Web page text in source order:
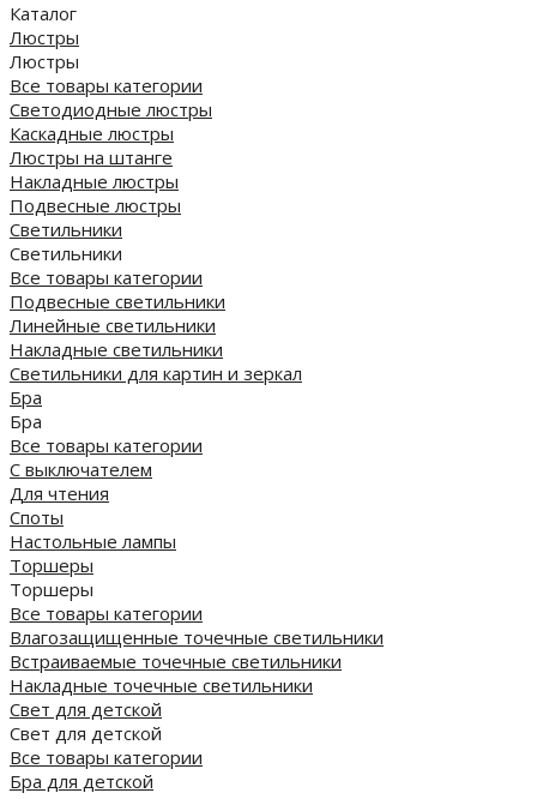
Каталог
Люстры
Люстры
Все товары категории
Светодиодные люстры
Каскадные люстры
Люстры на штанге
Накладные люстры
Подвесные люстры
Светильники
Светильники
Все товары категории
Подвесные светильники
Линейные светильники
Накладные светильники
Светильники для картин и зеркал
Бра
Бра
Все товары категории
С выключателем
Для чтения
Споты
Настольные лампы
Торшеры
Торшеры
Все товары категории
Влагозащищенные точечные светильники
Встраиваемые точечные светильники
Накладные точечные светильники
Свет для детской
Свет для детской
Все товары категории
Бра для детской